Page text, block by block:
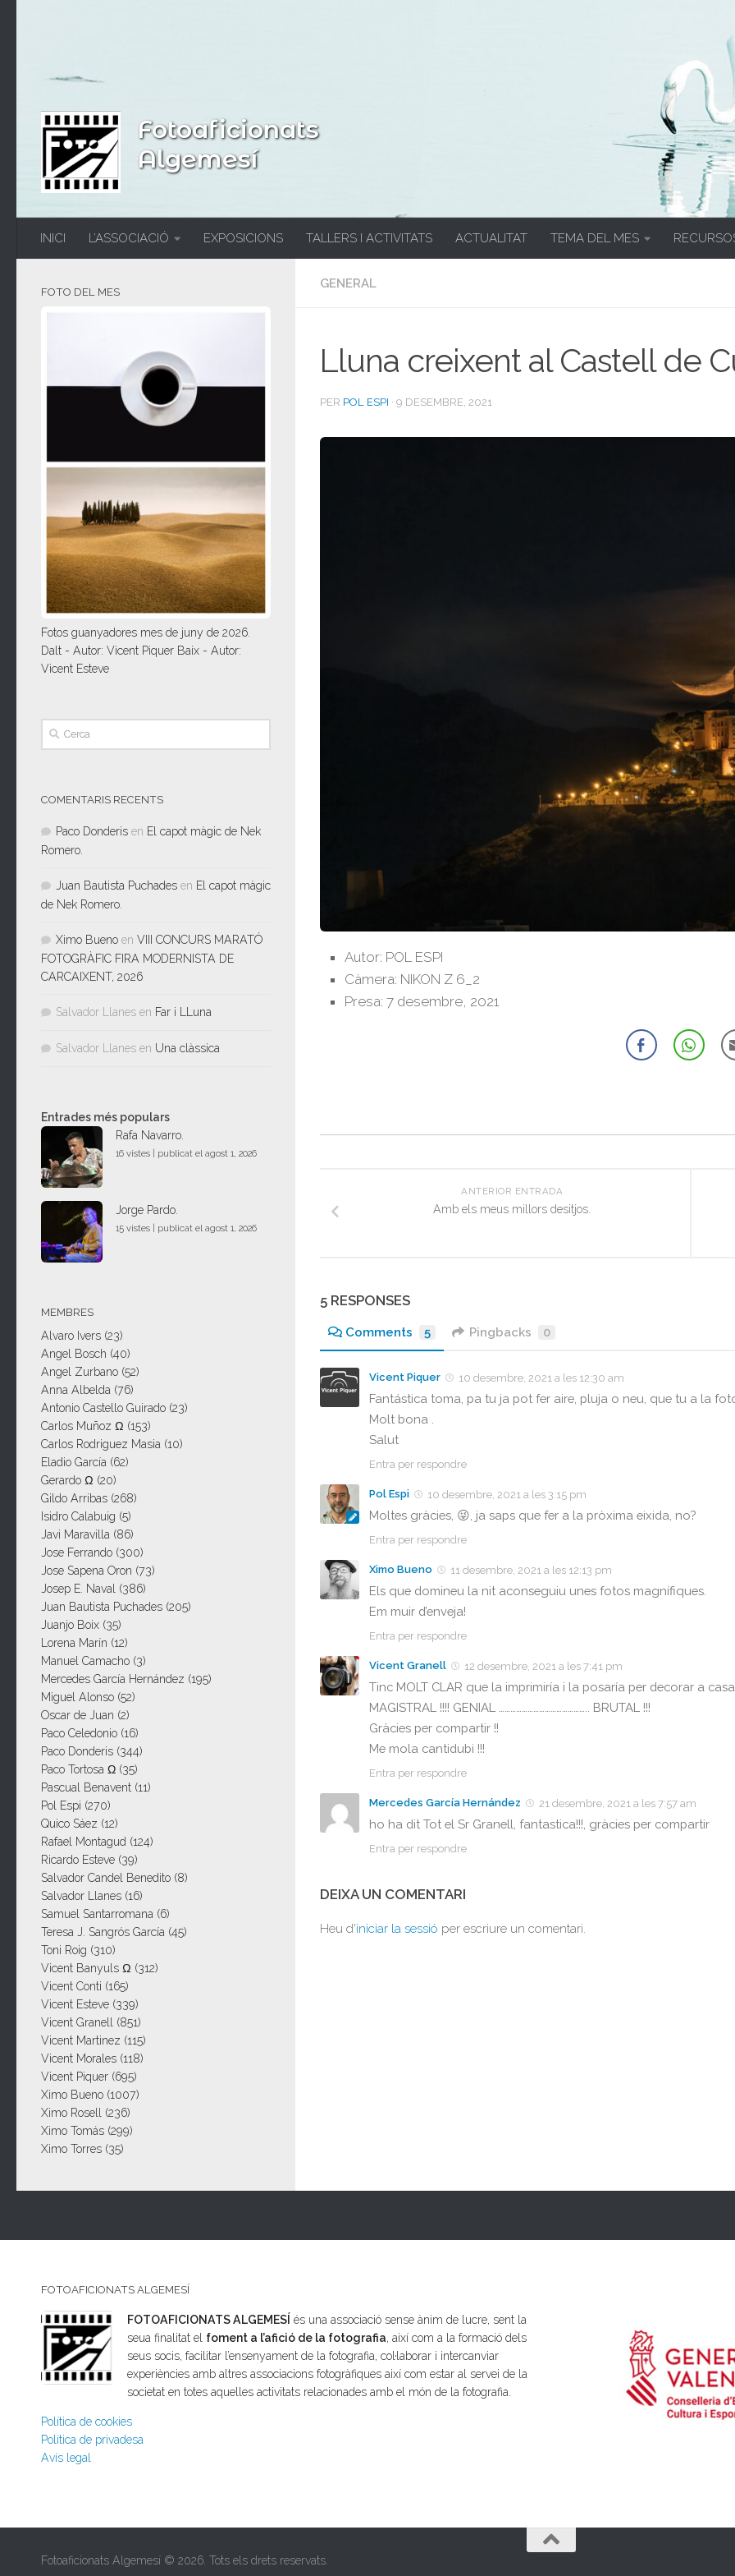
Fotoaficionats
Algemesí
INICI L’ASSOCIACIÓ EXPOSICIONS TALLERS I ACTIVITATS ACTUALITAT TEMA DEL MES
GENERAL
Lluna creixent al Castell de
PER POL ESPI · 9 DESEMBRE, 2021
Autor: POL ESPI
Càmera: NIKON Z 6_2
Presa: 7 desembre, 2021
ANTERIOR ENTRADA
Amb els meus millors desitjos.
5 RESPONSES
Comments 5 Pingbacks 0
Vicent Piquer 10 desembre, 2021 a les 12:30 am
Fantástica toma, pa tu ja pot fer aire, pluja o neu, que tu a la
Molt bona .
Salut
Entra per respondre
Pol Espi 10 desembre, 2021 a les 3:15 pm
Moltes gràcies, 😜, ja saps que fer a la pròxima eixida, no?
Entra per respondre
Ximo Bueno 11 desembre, 2021 a les 12:13 pm
Els que domineu la nit aconseguiu unes fotos magnífiques.
Em muir d’enveja!
Entra per respondre
Vicent Granell 12 desembre, 2021 a les 7:41 pm
Tinc MOLT CLAR que la imprimiría i la posaría per decorar a
MAGISTRAL !!!! GENIAL ……………………………………….. BRUTAL !!!
Gràcies per compartir !!
Me mola cantidubi !!!
Entra per respondre
Mercedes García Hernández 21 desembre, 2021 a les 7:57 am
ho ha dit Tot el Sr Granell, fantastica!!!, gràcies per compartir
Entra per respondre
DEIXA UN COMENTARI
Heu d'iniciar la sessió per escriure un comentari.
FOTO DEL MES
Fotos guanyadores mes de juny de 2026.
Dalt - Autor: Vicent Piquer Baix - Autor:
Vicent Esteve
COMENTARIS RECENTS
Paco Donderis en El capot màgic de Nek
Romero.
Juan Bautista Puchades en El capot màgic
de Nek Romero.
Ximo Bueno en VIII CONCURS MARATÓ
FOTOGRÀFIC FIRA MODERNISTA DE
CARCAIXENT, 2026
Salvador Llanes en Far i LLuna
Salvador Llanes en Una clàssica
Entrades més populars
Rafa Navarro.
16 vistes publicat el agost 1, 2026
Jorge Pardo.
15 vistes publicat el agost 1, 2026
MEMBRES
Alvaro Ivers (23)
Angel Bosch (40)
Angel Zurbano (52)
Anna Albelda (76)
Antonio Castello Guirado (23)
Carlos Muñoz Ω (153)
Carlos Rodriguez Masia (10)
Eladio García (62)
Gerardo Ω (20)
Gildo Arribas (268)
Isidro Calabuig (5)
Javi Maravilla (86)
Jose Ferrando (300)
Jose Sapena Oron (73)
Josep E. Naval (386)
Juan Bautista Puchades (205)
Juanjo Boix (35)
Lorena Marín (12)
Manuel Camacho (3)
Mercedes García Hernández (195)
Miguel Alonso (52)
Oscar de Juan (2)
Paco Celedonio (16)
Paco Donderis (344)
Paco Tortosa Ω (35)
Pascual Benavent (11)
Pol Espi (270)
Quico Sáez (12)
Rafael Montagud (124)
Ricardo Esteve (39)
Salvador Candel Benedito (8)
Salvador Llanes (16)
Samuel Santarromana (6)
Teresa J. Sangrós García (45)
Toni Roig (310)
Vicent Banyuls Ω (312)
Vicent Conti (165)
Vicent Esteve (339)
Vicent Granell (851)
Vicent Martinez (115)
Vicent Morales (118)
Vicent Piquer (695)
Ximo Bueno (1007)
Ximo Rosell (236)
Ximo Tomás (299)
Ximo Torres (35)
FOTOAFICIONATS ALGEMESÍ
FOTOAFICIONATS ALGEMESÍ és una associació sense ànim de lucre, sent la
seua finalitat el foment a l’afició de la fotografia, així com a la formació dels
seus socis, facilitar l’ensenyament de la fotografia, col·laborar i intercanviar
experiències amb altres associacions fotogràfiques així com estar al servei de la
societat en totes aquelles activitats relacionades amb el món de la fotografia.
Política de cookies
Política de privadesa
Avís legal
Fotoaficionats Algemesí © 2026. Tots els drets reservats.